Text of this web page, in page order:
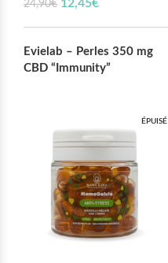
24,90€ Le prix initial était :
12,45€
Evielab – Perles 350 mg
CBD “Immunity”
ÉPUISÉ